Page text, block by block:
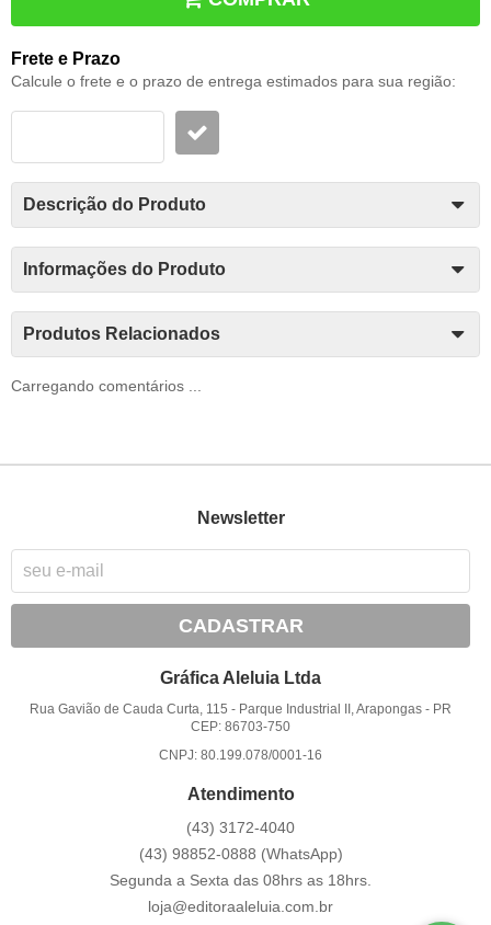
Frete e Prazo
Calcule o frete e o prazo de entrega estimados para sua região:
Descrição do Produto
Informações do Produto
Produtos Relacionados
Carregando comentários ...
Newsletter
CADASTRAR
Gráfica Aleluia Ltda
Rua Gavião de Cauda Curta, 115 - Parque Industrial II, Arapongas - PR
CEP: 86703-750
CNPJ: 80.199.078/0001-16
Atendimento
(43) 3172-4040
(43) 98852-0888 (WhatsApp)
Segunda a Sexta das 08hrs as 18hrs.
loja@editoraaleluia.com.br